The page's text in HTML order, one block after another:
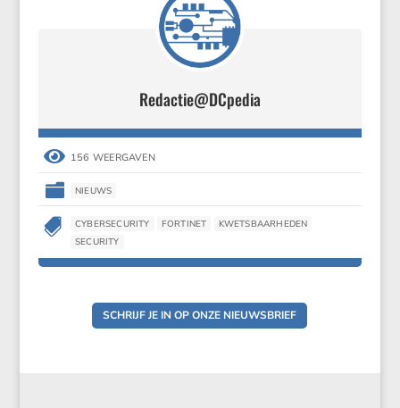
Redactie@DCpedia
 156 WEERGAVEN
 NIEUWS
 CYBERSECURITY FORTINET
KWETSBAARHEDEN
SECURITY
SCHRIJF JE IN OP ONZE NIEUWSBRIEF